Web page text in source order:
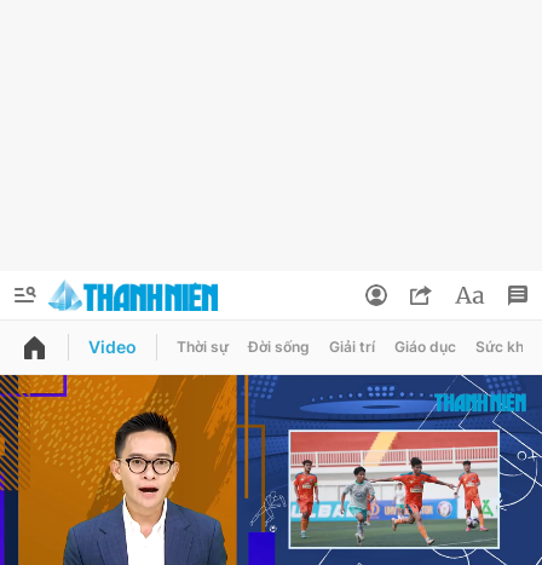
QUẢNG CÁO
Chuyên mục
Thông tin tài khoản
Đổi mật khẩu
Tin đã lưu
Video Thời sự Đời sống Giải trí Giáo dục Sức khỏe